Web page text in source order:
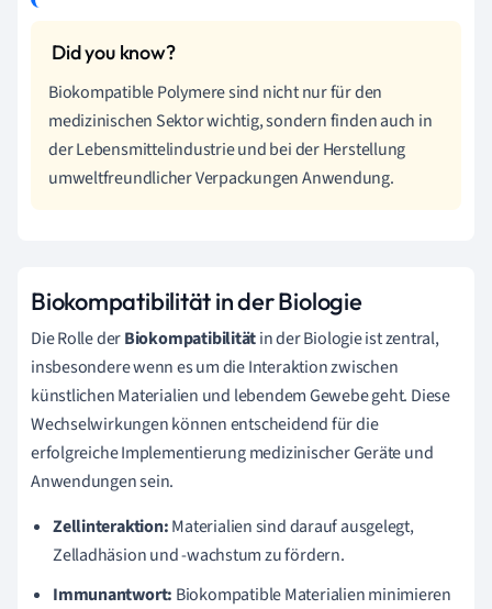
Biokompatible Polymere sind nicht nur für den
medizinischen Sektor wichtig, sondern finden auch in
der Lebensmittelindustrie und bei der Herstellung
umweltfreundlicher Verpackungen Anwendung.
Biokompatibilität in der Biologie
Die Rolle derBiokompatibilitätin der Biologie ist zentral,
insbesondere wenn es um die Interaktion zwischen
künstlichen Materialien und lebendem Gewebe geht. Diese
Wechselwirkungen können entscheidend für die
erfolgreiche Implementierung medizinischer Geräte und
Anwendungen sein.
Zellinteraktion:Materialien sind darauf ausgelegt,
Zelladhäsion und -wachstum zu fördern.
Immunantwort: Biokompatible Materialien minimieren